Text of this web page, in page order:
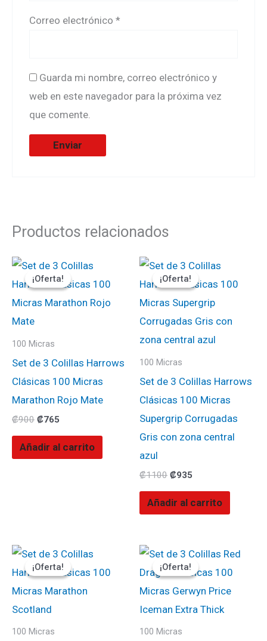
Correo electrónico*
Guarda mi nombre, correo electrónico y
web en este navegador para la próxima vez
que comente.
Productos relacionados
¡Oferta!
¡Oferta!
100 Micras
Set de 3 Colillas Harrows
Clásicas 100 Micras
Marathon Rojo Mate
₡900
El
precio
original
₡900.
₡765
El
precio
actual
₡765.
Añadir al carrito
¡Oferta!
¡Oferta!
100 Micras
Set de 3 Colillas Harrows
Clásicas 100 Micras
Supergrip Corrugadas
Gris con zona central
azul
₡1100
El
precio
original
₡1100.
₡935
El
precio
actual
₡935.
Añadir al carrito
¡Oferta!
¡Oferta!
100 Micras
El
precio
original
₡900.
El
precio
actual
₡765.
¡Oferta!
¡Oferta!
100 Micras
El
precio
original
₡1700.
El
precio
actual
₡1530.